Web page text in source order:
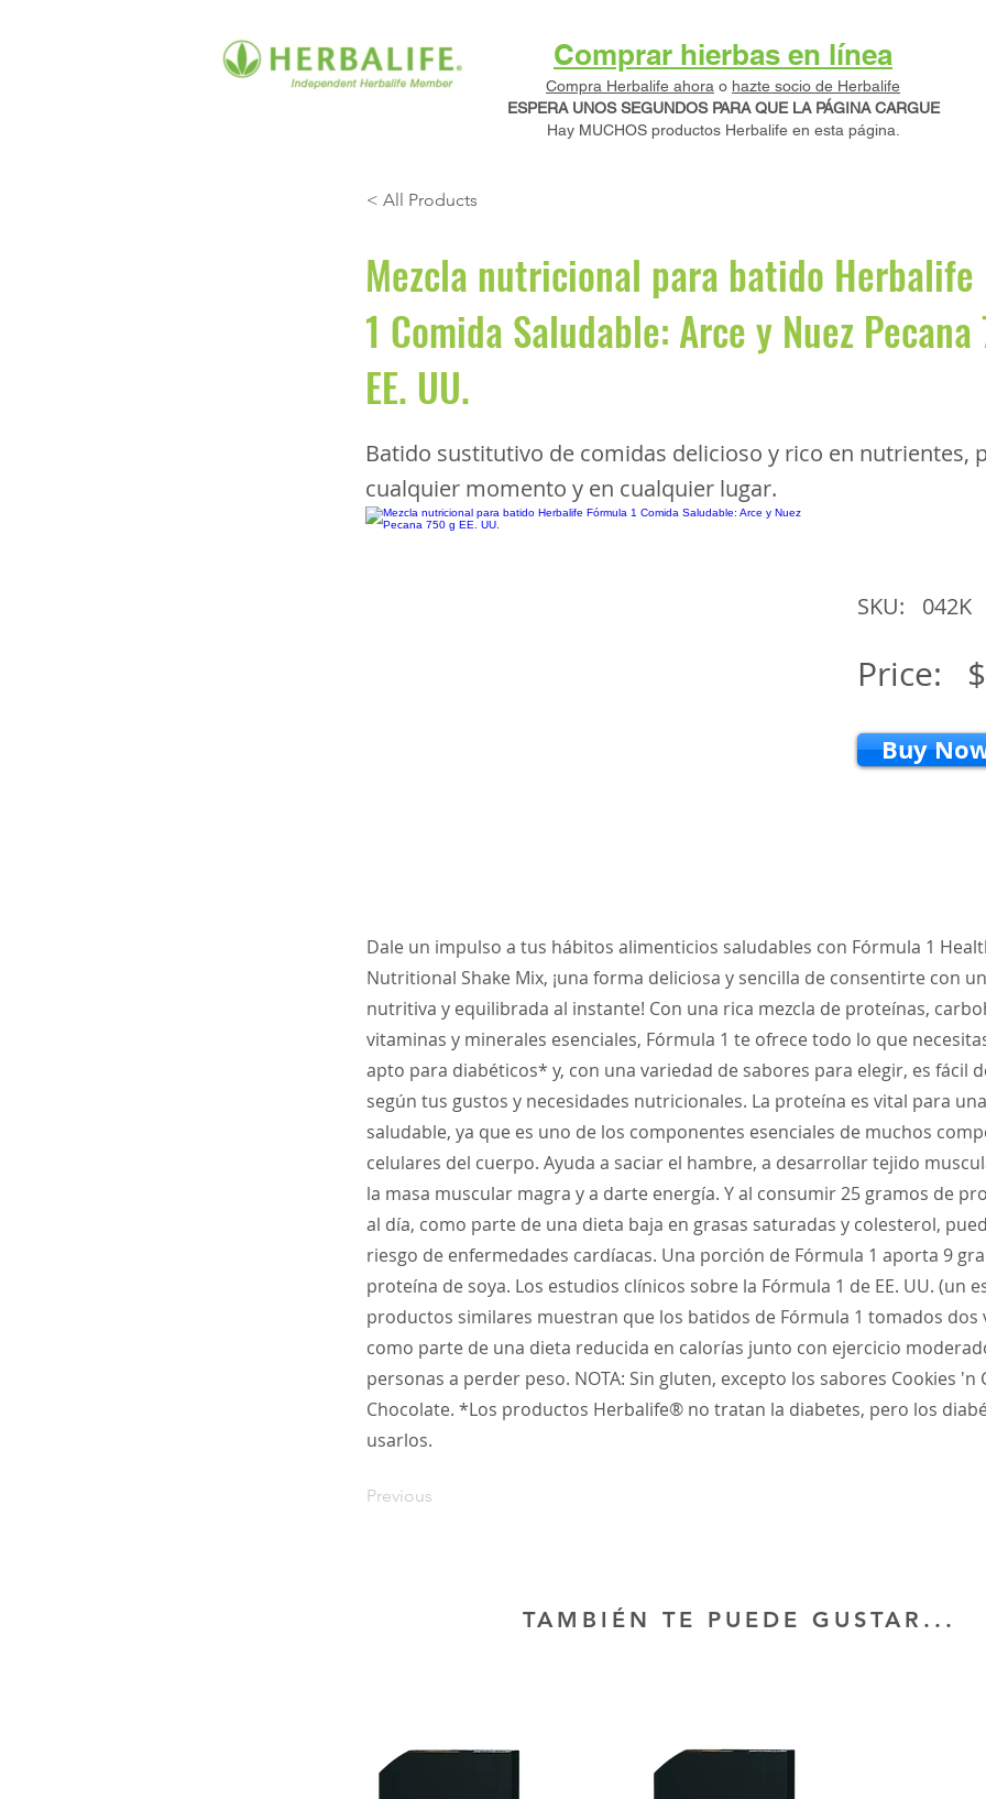
Comprar hierbas en línea
Compra Herbalife ahora o hazte socio de Herbalife
ESPERA UNOS SEGUNDOS PARA QUE LA PÁGINA CARGUE
Hay MUCHOS productos Herbalife en esta página.
< All Products
Mezcla nutricional para batido Herbalife
1 Comida Saludable: Arce y Nuez
EE. UU.
Batido sustitutivo de comidas delicioso y rico en nutrientes,
cualquier momento y en cualquier lugar.
SKU: 042K
Price:
Buy
Dale un impulso a tus hábitos alimenticios saludables con Fórmula 1
Nutritional Shake Mix, ¡una forma deliciosa y sencilla de consentirte con
nutritiva y equilibrada al instante! Con una rica mezcla de proteínas,
vitaminas y minerales esenciales, Fórmula 1 te ofrece todo lo que
apto para diabéticos* y, con una variedad de sabores para elegir, es fácil
según tus gustos y necesidades nutricionales. La proteína es vital para
saludable, ya que es uno de los componentes esenciales de muchos
celulares del cuerpo. Ayuda a saciar el hambre, a desarrollar tejido
la masa muscular magra y a darte energía. Y al consumir 25 gramos de
al día, como parte de una dieta baja en grasas saturadas y colesterol,
riesgo de enfermedades cardíacas. Una porción de Fórmula 1 aporta 9
proteína de soya. Los estudios clínicos sobre la Fórmula 1 de EE. UU. (un
productos similares muestran que los batidos de Fórmula 1 tomados dos
como parte de una dieta reducida en calorías junto con ejercicio
personas a perder peso. NOTA: Sin gluten, excepto los sabores Cookies 'n
Chocolate. *Los productos Herbalife® no tratan la diabetes, pero los
usarlos.
Previous
TAMBIÉN TE PUEDE GUSTAR...